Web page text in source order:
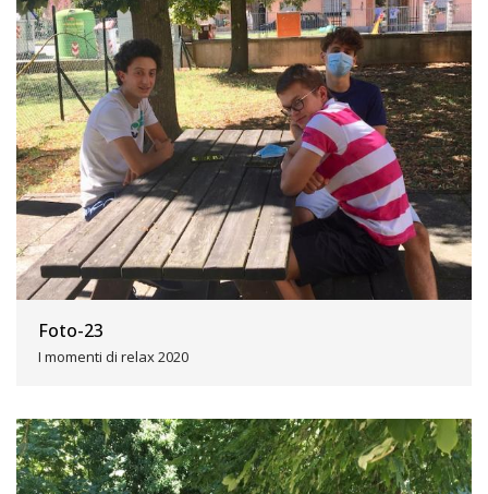
Foto-23
I momenti di relax 2020